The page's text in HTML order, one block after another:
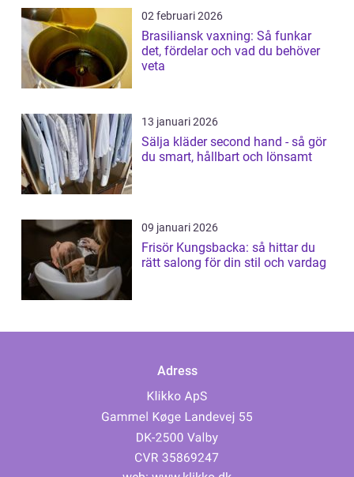
02 februari 2026
Brasiliansk vaxning: Så funkar
det, fördelar och vad du behöver
veta
13 januari 2026
Sälja kläder second hand - så gör
du smart, hållbart och lönsamt
09 januari 2026
Frisör Kungsbacka: så hittar du
rätt salong för din stil och vardag
Adress